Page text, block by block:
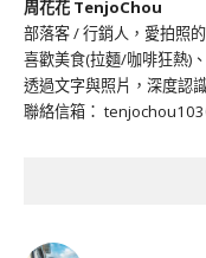
周花花 TenjoChou
部落客 / 行銷人，愛拍照
喜歡美食(拉麵/咖啡狂熱)
透過文字與照片，深度認
聯絡信箱：